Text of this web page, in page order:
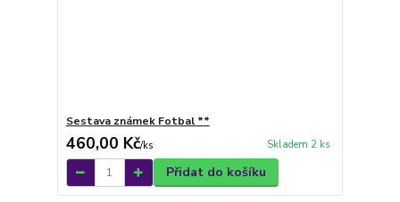
Sestava známek Fotbal **
460,00 Kč/ks Skladem 2 ks
Přidat do košíku